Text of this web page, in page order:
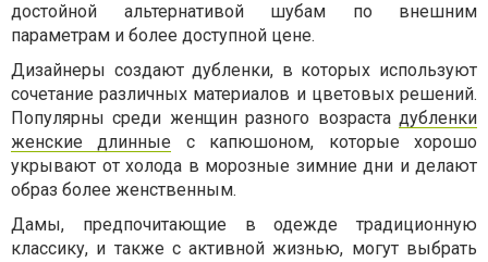
достойной альтернативой шубам по внешним
параметрам и более доступной цене.
Дизайнеры создают дубленки, в которых используют
сочетание различных материалов и цветовых решений.
Популярны среди женщин разного возраста дубленки
женские длинные с капюшоном, которые хорошо
укрывают от холода в морозные зимние дни и делают
образ более женственным.
Дамы, предпочитающие в одежде традиционную
классику, и также с активной жизнью, могут выбрать